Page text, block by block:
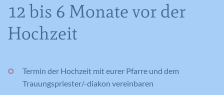
12 bis 6 Monate vor der
Hochzeit
Termin der Hochzeit mit eurer Pfarre und dem
Trauungspriester/-diakon vereinbaren